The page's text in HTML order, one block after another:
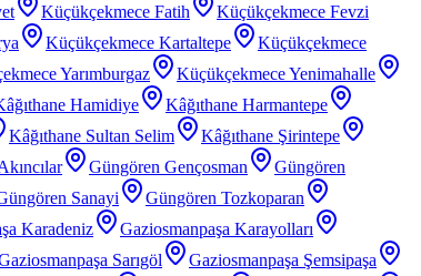
Küçükçekmece Fatih
Küçükçekmece Fevzi
Küçükçekmece Kartaltepe
Küçükçekmece
Yarımburgaz
Küçükçekmece Yenimahalle
Hamidiye
Kâğıthane Harmantepe
Kâğıthane Sultan Selim
Kâğıthane Şirintepe
Güngören Gençosman
Güngören
Sanayi
Güngören Tozkoparan
Karadeniz
Gaziosmanpaşa Karayolları
Sarıgöl
Gaziosmanpaşa Şemsipaşa